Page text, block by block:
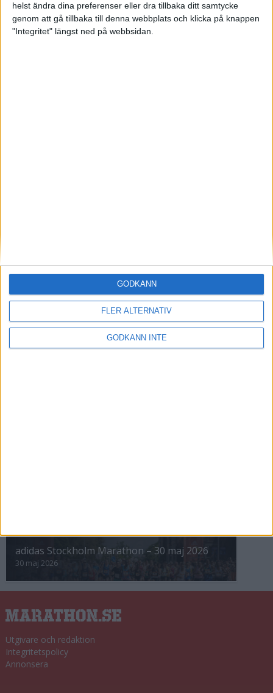
helst ändra dina preferenser eller dra tillbaka ditt samtycke
genom att gå tillbaka till denna webbplats och klicka på knappen
"Integritet" längst ned på webbsidan.
FLER ALTERNATIV
GODKÄNN INTE
GODKÄNN
Värmemara
väntarvärldsmästaraspiranter
24 jun 1998
ASIEN
Berlin Marathon - ett lopp genom
8 okt 1995• Arkiv• Reseberättelser från
adidas Stockholm Marathon – 30 maj 2026
30 maj 2026
Utgivare och redaktion
Integritetspolicy
Annonsera